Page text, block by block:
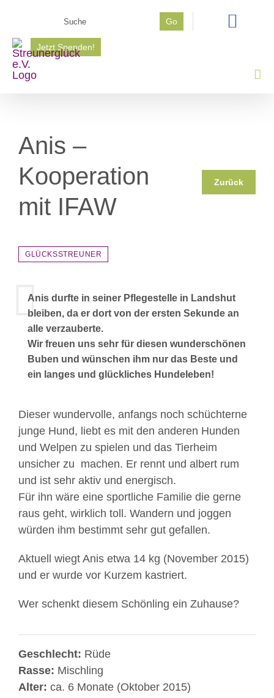
springen
Go
Jetzt Spenden!
Anis –
Kooperation
mit IFAW
Zurück
GLÜCKSSTREUNER
Anis durfte in seiner Pflegestelle in Landshut
bleiben, da er dort von der ersten Sekunde an
alle verzauberte.
Wir freuen uns sehr für diesen wunderschönen
Buben und wünschen ihm nur das Beste und
ein langes und glückliches Hundeleben!
Dieser wundervolle, anfangs noch schüchterne
junge Hund, liebt es mit den anderen Hunden
und Welpen zu spielen und das Tierheim
unsicher zu machen. Er rennt und albert rum
und ist sehr aktiv und energisch.
Für ihn wäre eine sportliche Familie die gerne
raus geht, wirklich toll. Wandern und joggen
würden ihm bestimmt sehr gut gefallen.
Aktuell wiegt Anis etwa 14 kg (November 2015)
und er wurde vor Kurzem kastriert.
Wer schenkt diesem Schönling ein Zuhause?
Geschlecht: Rüde
Rasse: Mischling
Alter: ca. 6 Monate (Oktober 2015)